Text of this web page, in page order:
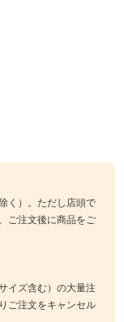
く）。ただし店頭で
ご注文後に商品をご
イズ含む）の大量注
ご注文をキャンセル